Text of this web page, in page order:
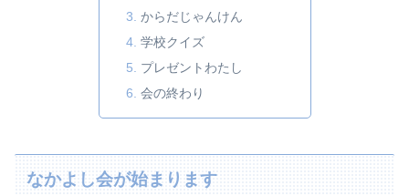
からだじゃんけん
学校クイズ
プレゼントわたし
会の終わり
なかよし会が始まります